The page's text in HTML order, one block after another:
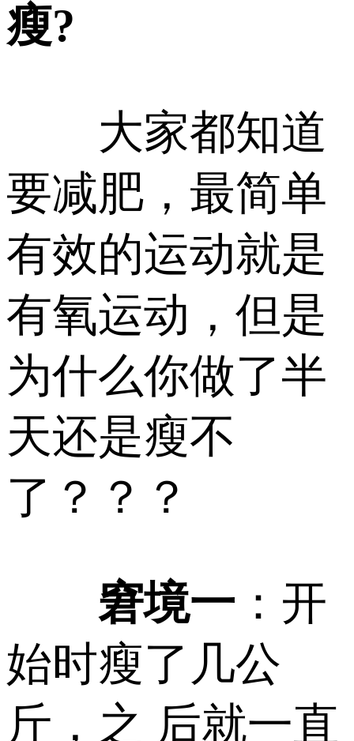
瘦?
大家都知道
要减肥，最简单
有效的运动就是
有氧运动，但是
为什么你做了半
天还是瘦不
了？？？
窘境一 ：开
始时瘦了几公
斤，之 后就一直